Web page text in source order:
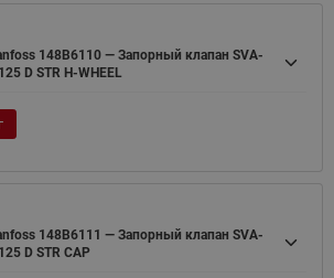
148B6110 — Запорный клапан SVA-
D STR H-WHEEL
148B6111 — Запорный клапан SVA-
D STR CAP